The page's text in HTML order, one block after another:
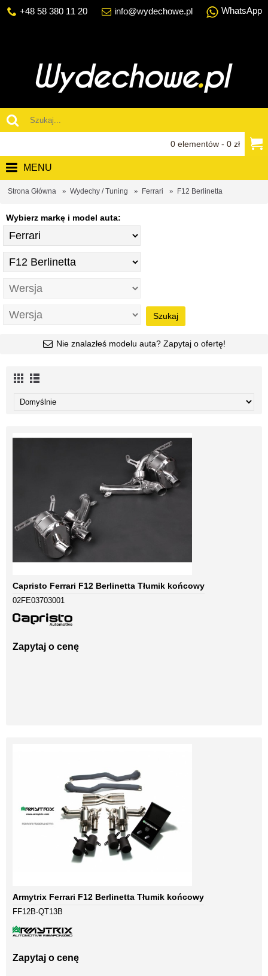
+48 58 380 11 20 info@wydechowe.pl WhatsApp
0 elementów - 0 zł
MENU
Strona Główna Wydechy / Tuning Ferrari F12 Berlinetta
Wybierz markę i model auta:
Szukaj
Nie znalazłeś modelu auta? Zapytaj o ofertę!
Capristo Ferrari F12 Berlinetta Tłumik końcowy
02FE03703001
Zapytaj o cenę
Armytrix Ferrari F12 Berlinetta Tłumik końcowy
FF12B-QT13B
Zapytaj o cenę